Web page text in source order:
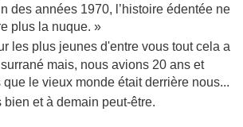
des années 1970, l’histoire édentée ne
plus la nuque. »
les plus jeunes d'entre vous tout cela a
mais, nous avions 20 ans et
le vieux monde était derrière nous...
bien et à demain peut-être.